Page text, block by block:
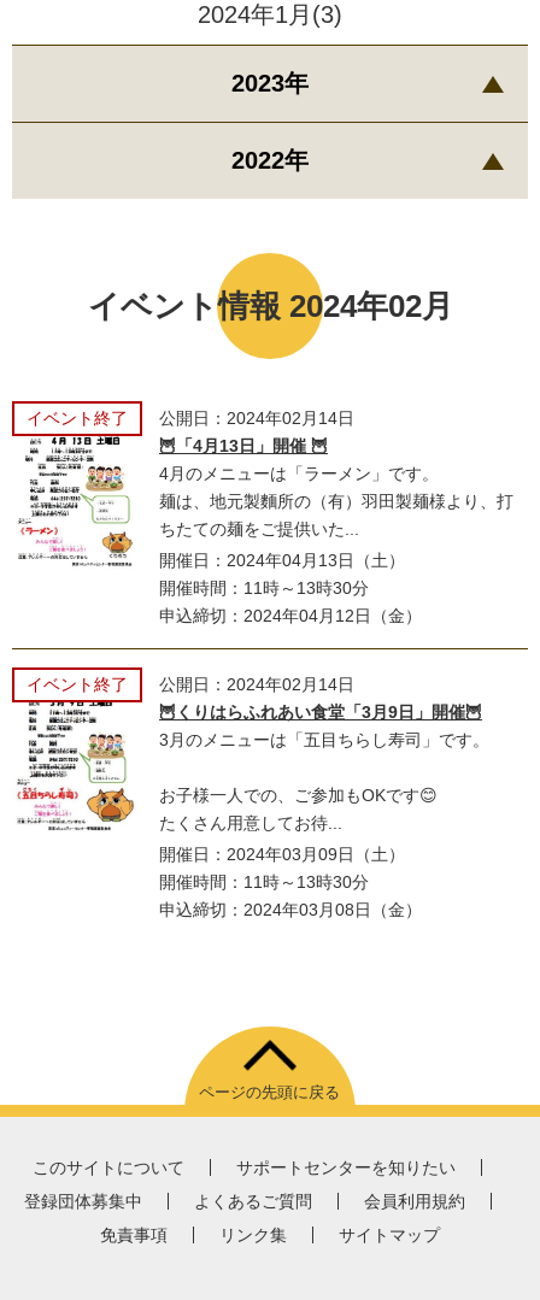
イベント情報 2024年02月
イベント終了
公開日：2024年02月14日
🦉「4月13日」開催 🦉
4月のメニューは「ラーメン」です。
麺は、地元製麵所の（有）羽田製麺様より、打
ちたての麺をご提供いた...
開催日：2024年04月13日（土）
開催時間：11時～13時30分
申込締切：2024年04月12日（金）
イベント終了
公開日：2024年02月14日
🦉くりはらふれあい食堂「3月9日」開催🦉
3月のメニューは「五目ちらし寿司」です。
お子様一人での、ご参加もOKです😊
たくさん用意してお待...
開催日：2024年03月09日（土）
開催時間：11時～13時30分
申込締切：2024年03月08日（金）
2024年1月(3)
2023年
2022年
ページの先頭に戻る
このサイトについて
サポートセンターを知りたい
登録団体募集中
よくあるご質問
会員利用規約
免責事項
リンク集 サイトマップ